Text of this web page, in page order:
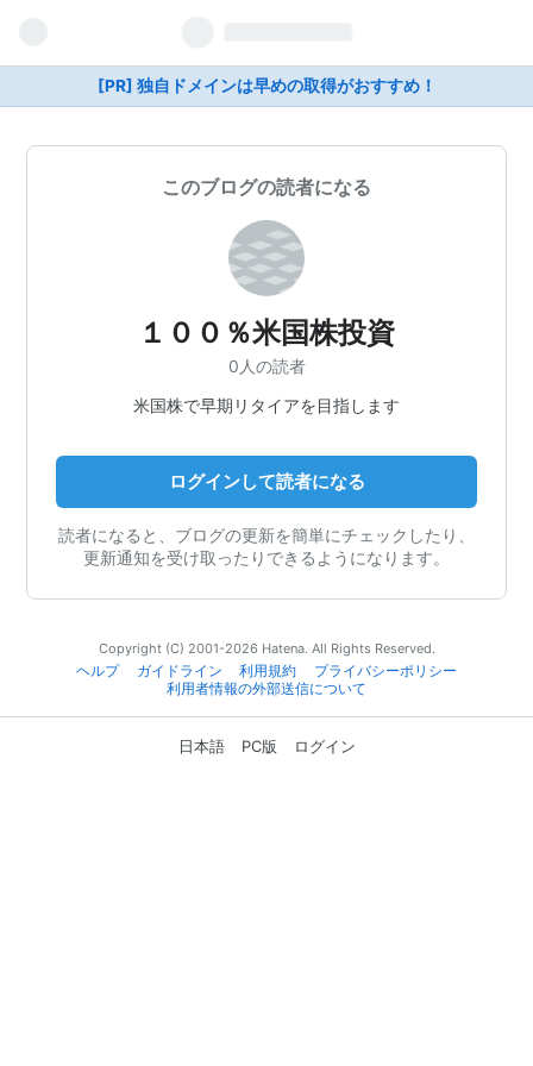
[PR] 独自ドメインは早めの取得がおすすめ！
このブログの読者になる
１００％米国株投資
0人の読者
米国株で早期リタイアを目指します
ログインして読者になる
読者になると、ブログの更新を簡単にチェックしたり、
更新通知を受け取ったりできるようになります。
Copyright (C) 2001-2026 Hatena. All Rights Reserved.
ヘルプ
ガイドライン 利用規約
プライバシーポリシー
利用者情報の外部送信について
日本語 PC版 ログイン